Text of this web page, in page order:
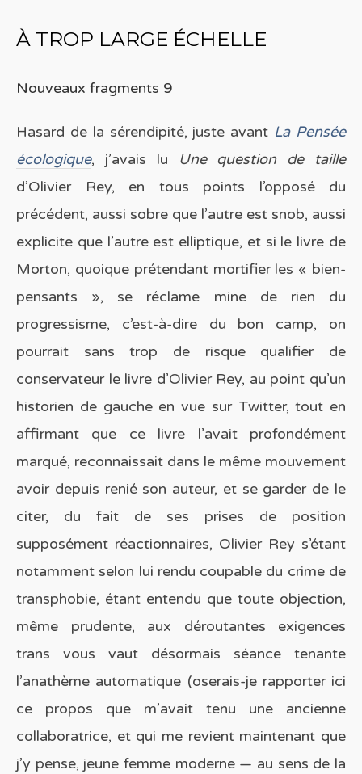
À TROP LARGE ÉCHELLE
Nouveaux fragments 9
Hasard de la sérendipité, juste avant La Pensée
écologique, j’avais lu
Une question de taille
d’Olivier Rey, en tous points l’opposé du
précédent, aussi sobre que l’autre est snob, aussi
explicite que l’autre est elliptique, et si le livre de
Morton, quoique prétendant mortifier les « bien-
pensants », se réclame mine de rien du
progressisme, c’est-à-dire du bon camp, on
pourrait sans trop de risque qualifier de
conservateur le livre d’Olivier Rey, au point qu’un
historien de gauche en vue sur Twitter, tout en
affirmant que ce livre l’avait profondément
marqué, reconnaissait dans le même mouvement
avoir depuis renié son auteur, et se garder de le
citer, du fait de ses prises de position
supposément réactionnaires, Olivier Rey s’étant
notamment selon lui rendu coupable du crime de
transphobie, étant entendu que toute objection,
même prudente, aux déroutantes exigences
trans vous vaut désormais séance tenante
l’anathème automatique (oserais-je rapporter ici
ce propos que m’avait tenu une ancienne
collaboratrice, et qui me revient maintenant que
j’y pense, jeune femme moderne — au sens de la